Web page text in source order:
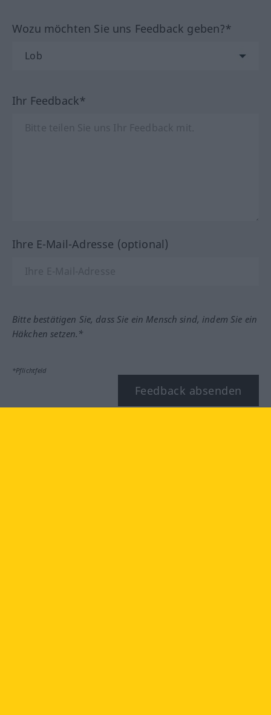
Wozu möchten Sie uns Feedback geben?*
Ihr Feedback*
Ihre E-Mail-Adresse (optional)
Bitte bestätigen Sie, dass Sie ein Mensch sind, indem Sie ein
Häkchen setzen.*
*Pflichtfeld
Feedback absenden